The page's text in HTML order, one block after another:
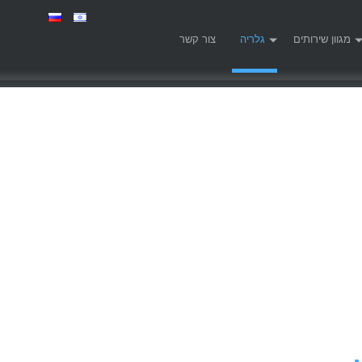
צור קשר גלריה מגוון שירותים